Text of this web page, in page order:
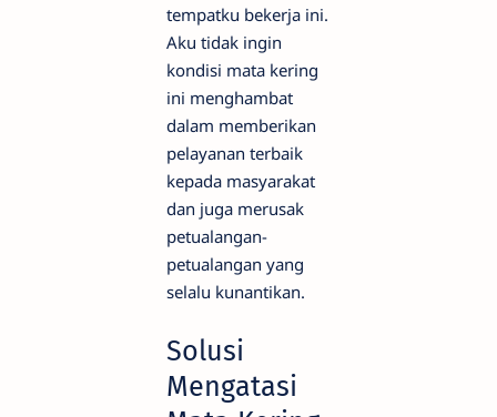
tempatku bekerja ini.
Aku tidak ingin
kondisi mata kering
ini menghambat
dalam memberikan
pelayanan terbaik
kepada masyarakat
dan juga merusak
petualangan-
petualangan yang
selalu kunantikan.
Solusi
Mengatasi